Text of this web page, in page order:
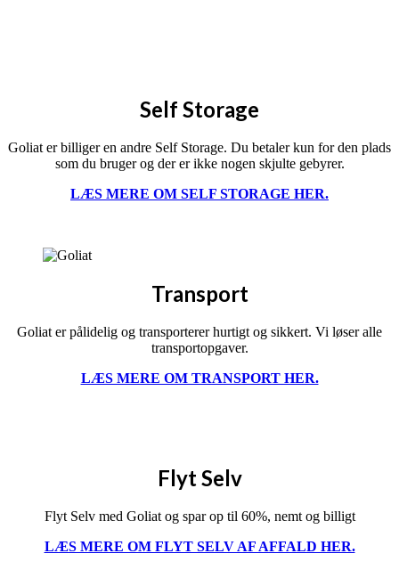
Self Storage
Goliat er billiger en andre Self Storage. Du betaler kun for den plads
som du bruger og der er ikke nogen skjulte gebyrer.
LÆS MERE OM SELF STORAGE HER.
Transport
Goliat er pålidelig og transporterer hurtigt og sikkert. Vi løser alle
transportopgaver.
LÆS MERE OM TRANSPORT HER.
Flyt Selv
Flyt Selv med Goliat og spar op til 60%, nemt og billigt
LÆS MERE OM FLYT SELV AF AFFALD HER.